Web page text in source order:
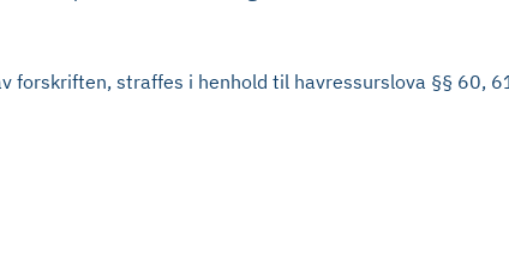
straffes i henhold til havressurslova §§ 60,